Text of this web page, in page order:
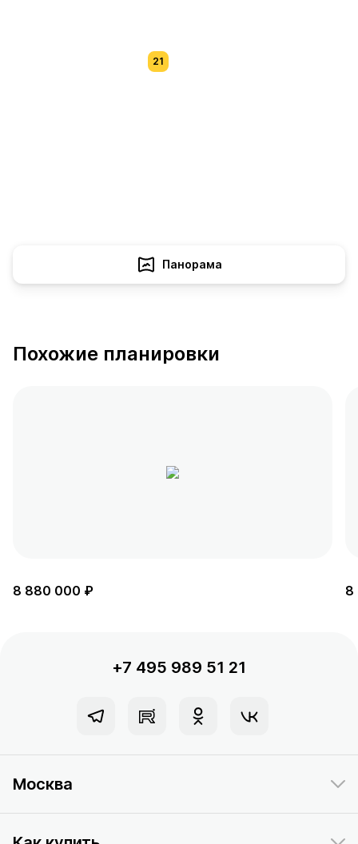
21
Панорама
Похожие планировки
8 880 000 ₽ 8
+7 495 989 51 21
Москва